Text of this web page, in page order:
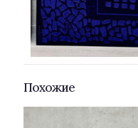
Похожие